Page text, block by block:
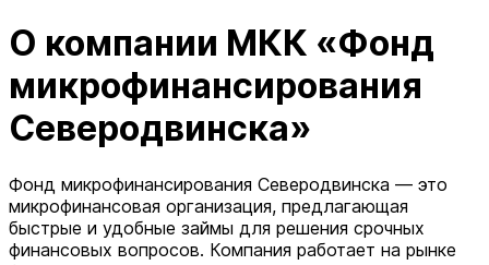
О компании МКК «Фонд
микрофинансирования
Северодвинска»
Фонд микрофинансирования Северодвинска — это
микрофинансовая организация, предлагающая
быстрые и удобные займы для решения срочных
финансовых вопросов. Компания работает на рынке